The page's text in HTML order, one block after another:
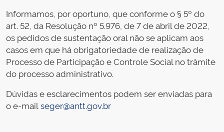
Informamos, por oportuno, que conforme o § 5º do
art. 52, da Resolução nº 5.976, de 7 de abril de 2022,
os pedidos de sustentação oral não se aplicam aos
casos em que há obrigatoriedade de realização de
Processo de Participação e Controle Social no trâmite
do processo administrativo.
Dúvidas e esclarecimentos podem ser enviadas para
o e-mail seger@antt.gov.br